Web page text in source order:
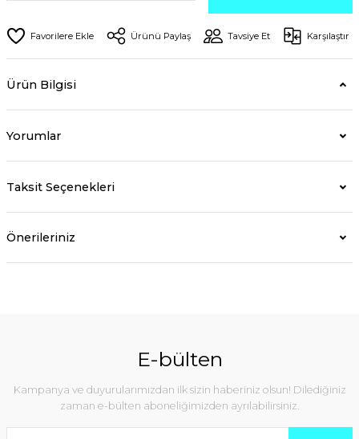
Ürünü Paylaş Tavsiye Et Karşılaştır
Ürün Bilgisi
Yorumlar
Taksit Seçenekleri
Önerileriniz
E-bülten
Kampanya ve duyurularımızdan ilk sizin haberiniz olsun! Dilediğiniz
zaman e-bülten aboneliğimizden ayrılabilirsiniz.